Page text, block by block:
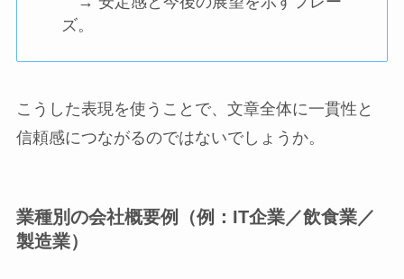
ズ。
こうした表現を使うことで、文章全体に一貫性と
信頼感につながるのではないでしょうか。
業種別の会社概要例（例：IT企業／飲食業／
製造業）